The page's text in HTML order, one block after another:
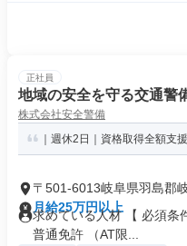
正社員
地域の安全を守る交通警
株式会社安全警備
｜週休2日｜資格取得全額支援
〒501-6013岐阜県羽島郡
月給25万円以上
求めている人材 【 必須条
普通免許 （AT限...